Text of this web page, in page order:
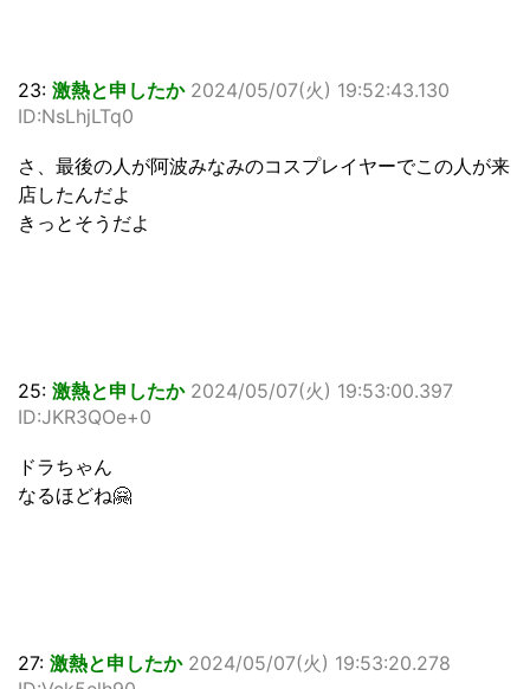
23: 激熱と申したか 2024/05/07(火) 19:52:43.130
ID:NsLhjLTq0
さ、最後の人が阿波みなみのコスプレイヤーでこの人が来
店したんだよ
きっとそうだよ
25: 激熱と申したか 2024/05/07(火) 19:53:00.397
ID:JKR3QOe+0
ドラちゃん
なるほどね🤗
27: 激熱と申したか 2024/05/07(火) 19:53:20.278